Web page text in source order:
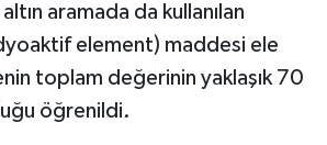
aramada da kullanılan
element) maddesi ele
toplam değerinin yaklaşık 70
öğrenildi.